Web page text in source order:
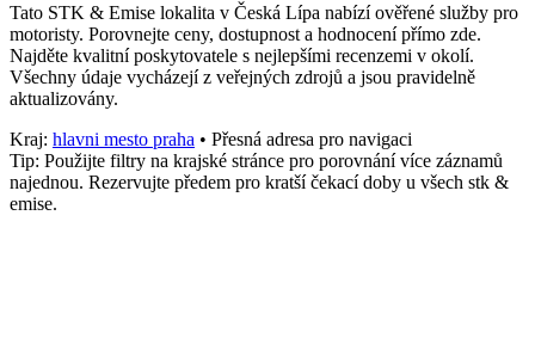
Tato STK & Emise lokalita v Česká Lípa nabízí ověřené služby pro
motoristy. Porovnejte ceny, dostupnost a hodnocení přímo zde.
Najděte kvalitní poskytovatele s nejlepšími recenzemi v okolí.
Všechny údaje vycházejí z veřejných zdrojů a jsou pravidelně
aktualizovány.
Kraj: hlavni mesto praha • Přesná adresa pro navigaci
Tip: Použijte filtry na krajské stránce pro porovnání více záznamů
najednou. Rezervujte předem pro kratší čekací doby u všech stk &
emise.